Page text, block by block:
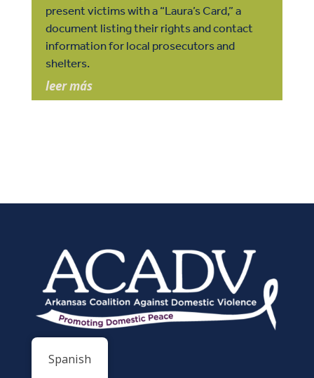
present victims with a “Laura’s Card,” a
document listing their rights and contact
information for local prosecutors and
shelters.
leer más
Contacto
Spanish